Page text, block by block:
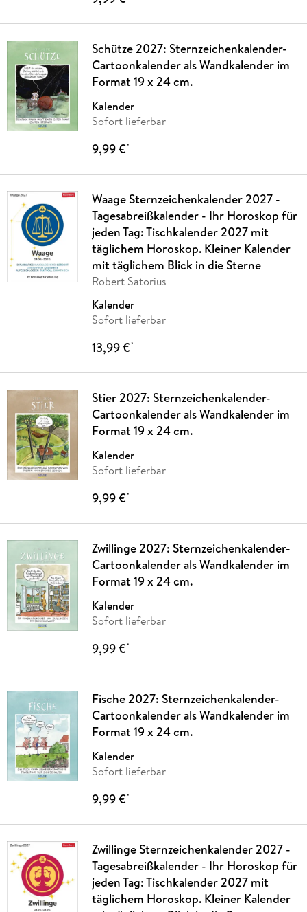
Schütze 2027: Sternzeichenkalender-
Cartoonkalender als Wandkalender im
Format 19 x 24 cm.
Kalender
Sofort lieferbar
9,99 €*
Waage Sternzeichenkalender 2027 -
Tagesabreißkalender - Ihr Horoskop für
jeden Tag: Tischkalender 2027 mit
täglichem Horoskop. Kleiner Kalender
mit täglichem Blick in die Sterne
Robert Satorius
Kalender
Sofort lieferbar
13,99 €*
Stier 2027: Sternzeichenkalender-
Cartoonkalender als Wandkalender im
Format 19 x 24 cm.
Kalender
Sofort lieferbar
9,99 €*
Zwillinge 2027: Sternzeichenkalender-
Cartoonkalender als Wandkalender im
Format 19 x 24 cm.
Kalender
Sofort lieferbar
9,99 €*
Fische 2027: Sternzeichenkalender-
Cartoonkalender als Wandkalender im
Format 19 x 24 cm.
Kalender
Sofort lieferbar
9,99 €*
Zwillinge Sternzeichenkalender 2027 -
Tagesabreißkalender - Ihr Horoskop für
jeden Tag: Tischkalender 2027 mit
täglichem Horoskop. Kleiner Kalender